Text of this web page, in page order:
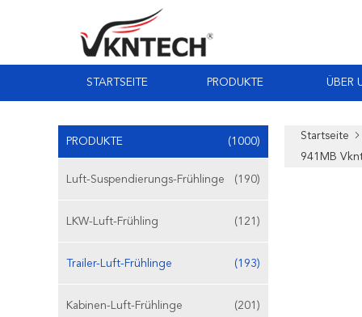
STARTSEITE PRODUKTE ÜBER
PRODUKTE (1000)
Luft-Suspendierungs-Frühlinge (190)
LKW-Luft-Frühling (121)
Trailer-Luft-Frühlinge (193)
Kabinen-Luft-Frühlinge (201)
Startseite
941MB